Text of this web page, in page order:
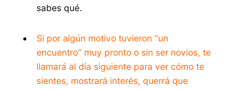
sabes qué.
Si por algún motivo tuvieron “un
encuentro” muy pronto o sin ser novios, te
llamará al día siguiente para ver cómo te
sientes, mostrará interés, querrá que